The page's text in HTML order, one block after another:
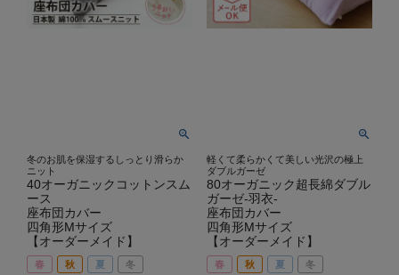
冬のお肌を保湿するしっとり滑らか
ニット
40オーガニックコットンスム
ース
座布団カバー
四角形Mサイズ
【オーダーメイド】
春 秋 夏 冬
軽くて柔らかくて美しい光沢の極上
ダブルガーゼ
80オーガニック超長綿ダブル
ガーゼ-羽衣-
座布団カバー
四角形Mサイズ
【オーダーメイド】
春 秋 夏 冬